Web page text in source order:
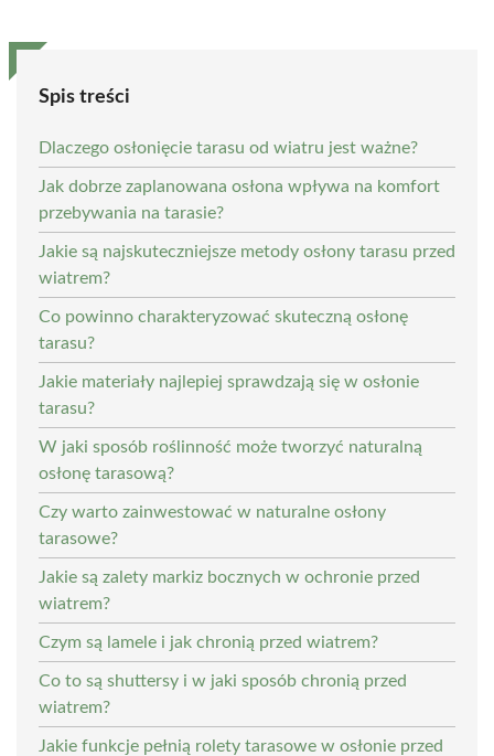
Spis treści
Dlaczego osłonięcie tarasu od wiatru jest ważne?
Jak dobrze zaplanowana osłona wpływa na komfort
przebywania na tarasie?
Jakie są najskuteczniejsze metody osłony tarasu przed
wiatrem?
Co powinno charakteryzować skuteczną osłonę
tarasu?
Jakie materiały najlepiej sprawdzają się w osłonie
tarasu?
W jaki sposób roślinność może tworzyć naturalną
osłonę tarasową?
Czy warto zainwestować w naturalne osłony
tarasowe?
Jakie są zalety markiz bocznych w ochronie przed
wiatrem?
Czym są lamele i jak chronią przed wiatrem?
Co to są shuttersy i w jaki sposób chronią przed
wiatrem?
Jakie funkcje pełnią rolety tarasowe w osłonie przed